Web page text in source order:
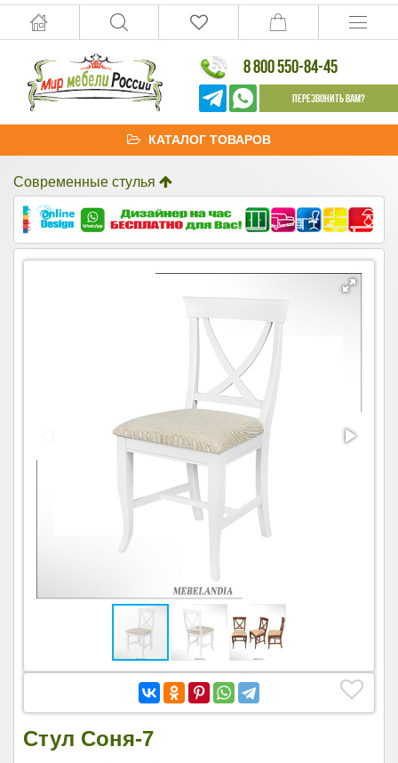
8 800 550-84-45
Перезвонить Вам?
КАТАЛОГ ТОВАРОВ
Современные стулья
Стул Соня-7